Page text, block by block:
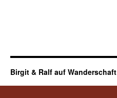
Birgit & Ralf auf Wanderschaft